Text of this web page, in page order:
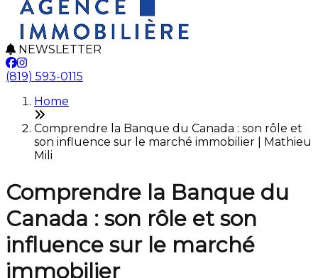
NEWSLETTER
(819) 593-0115
Home
Comprendre la Banque du Canada : son rôle et
son influence sur le marché immobilier | Mathieu
Mili
Comprendre la Banque du
Canada : son rôle et son
influence sur le marché
immobilier